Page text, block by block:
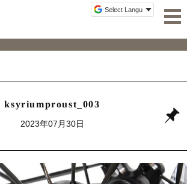
ksyriumproust_003
2023年07月30日